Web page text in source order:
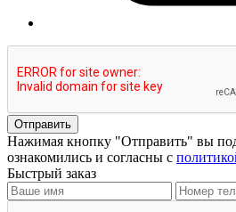
Отправить
Нажимая кнопку "Отправить" вы
ознакомились и согласны с
Быстрый заказ